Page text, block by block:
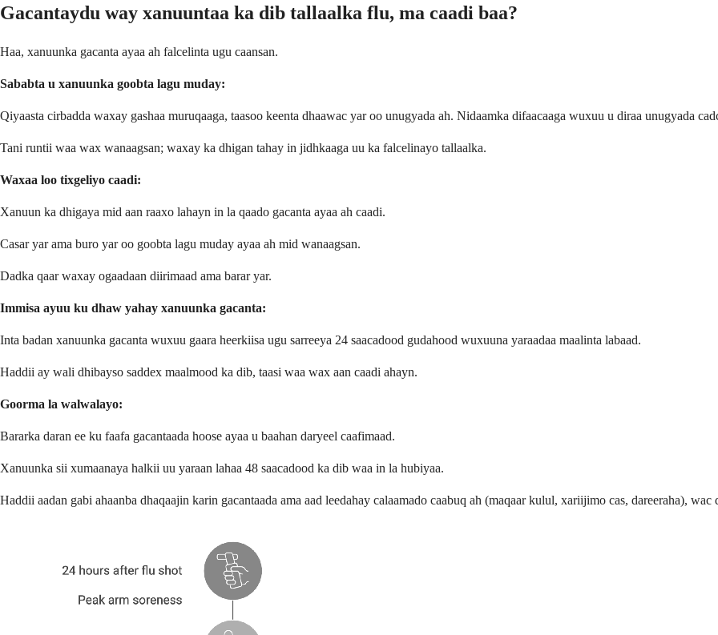
Gacantaydu way xanuuntaa ka dib tallaalka flu, ma caadi baa?
Haa, xanuunka gacanta ayaa ah falcelinta ugu caansan.
Sababta u xanuunka goobta lagu muday:
Qiyaasta cirbadda waxay gashaa muruqaaga, taasoo keenta dhaawac yar oo unugyada ah. Nidaamka difaacaaga wuxuu u diraa unugyada
Tani runtii waa wax wanaagsan; waxay ka dhigan tahay in jidhkaaga uu ka falcelinayo tallaalka.
Waxaa loo tixgeliyo caadi:
Xanuun ka dhigaya mid aan raaxo lahayn in la qaado gacanta ayaa ah caadi.
Casar yar ama buro yar oo goobta lagu muday ayaa ah mid wanaagsan.
Dadka qaar waxay ogaadaan diirimaad ama barar yar.
Immisa ayuu ku dhaw yahay xanuunka gacanta:
Inta badan xanuunka gacanta wuxuu gaara heerkiisa ugu sarreeya 24 saacadood gudahood wuxuuna yaraadaa maalinta labaad.
Haddii ay wali dhibayso saddex maalmood ka dib, taasi waa wax aan caadi ahayn.
Goorma la walwalayo:
Bararka daran ee ku faafa gacantaada hoose ayaa u baahan daryeel caafimaad.
Xanuunka sii xumaanaya halkii uu yaraan lahaa 48 saacadood ka dib waa in la hubiyaa.
Haddii aadan gabi ahaanba dhaqaajin karin gacantaada ama aad leedahay calaamado caabuq ah (maqaar kulul, xariijimo cas, dareeraha), wac